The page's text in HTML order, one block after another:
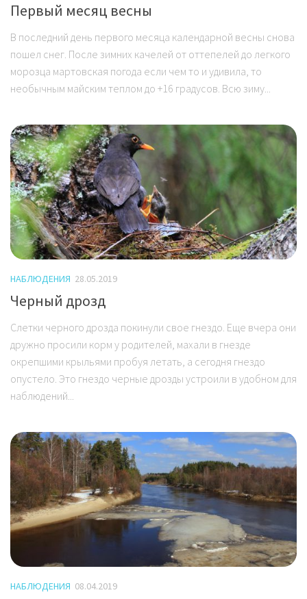
Первый месяц весны
В последний день первого месяца календарной весны снова
пошел снег. После зимних качелей от оттепелей до легкого
морозца мартовская погода если чем то и удивила, то
необычным майским теплом до +16 градусов. Всю зиму...
НАБЛЮДЕНИЯ 28.05.2019
Черный дрозд
Слетки черного дрозда покинули свое гнездо. Еще вчера они
дружно просили корм у родителей, махали в гнезде
окрепшими крыльями пробуя летать, а сегодня гнездо
опустело. Это гнездо черные дрозды устроили в удобном для
наблюдений...
НАБЛЮДЕНИЯ 08.04.2019